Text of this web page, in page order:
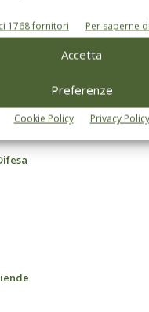
1768 fornitori Per saperne
Accetta
Preferenze
Cookie Policy Privacy Policy
fiscale, Partita IVA e Iscrizione
di Milano n. 69 del 05/03/
di Bologna n. 6776 del 04/
Spa - sped. A.P. - DL 353/2003